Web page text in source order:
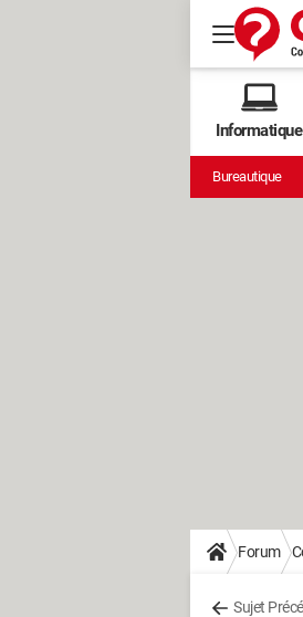
Informatique
Bureautique
Forum
Sujet